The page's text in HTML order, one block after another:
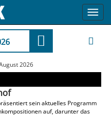
2026
sein aktuelles Programm
auf, darunter das